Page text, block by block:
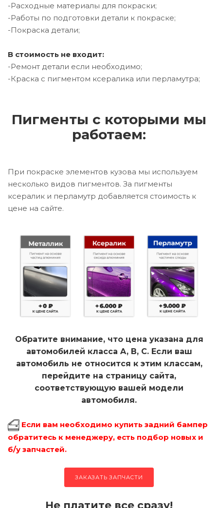
-Расходные материалы для покраски;
-Работы по подготовки детали к покраске;
-Покраска детали;
В стоимость не входит:
-Ремонт детали если необходимо;
-Краска с пигментом ксералика или перламутра;
Пигменты с которыми мы
работаем:
При покраске элементов кузова мы используем
несколько видов пигментов. За пигменты
ксералик и перламутр добавляется стоимость к
цене на сайте.
Обратите внимание, что цена указана для
автомобилей класса A, B, C. Если ваш
автомобиль не относится к этим классам,
перейдите на страницу сайта,
соответствующую вашей модели
автомобиля.
Если вам необходимо купить задний бампер
обратитесь к менеджеру, есть подбор новых и
б/у запчастей.
ЗАКАЗАТЬ ЗАПЧАСТИ
Не платите все сразу!